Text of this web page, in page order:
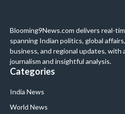
Blooming9News.com delivers real-
spanning Indian politics, global
business, and regional updates,
journalism and insightful analysis.
Categories
India News
World News